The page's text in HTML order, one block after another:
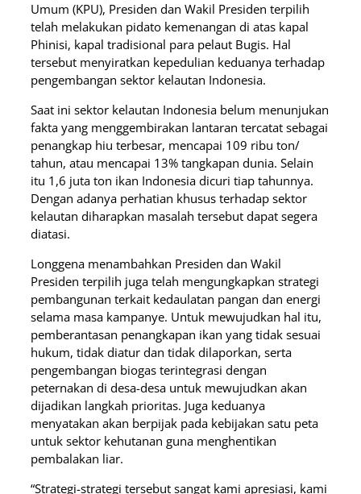
Umum (KPU), Presiden dan Wakil Presiden terpilih
telah melakukan pidato kemenangan di atas kapal
Phinisi, kapal tradisional para pelaut Bugis. Hal
tersebut menyiratkan kepedulian keduanya terhadap
pengembangan sektor kelautan Indonesia.
Saat ini sektor kelautan Indonesia belum menunjukan
fakta yang menggembirakan lantaran tercatat sebagai
penangkap hiu terbesar, mencapai 109 ribu ton/
tahun, atau mencapai 13% tangkapan dunia. Selain
itu 1,6 juta ton ikan Indonesia dicuri tiap tahunnya.
Dengan adanya perhatian khusus terhadap sektor
kelautan diharapkan masalah tersebut dapat segera
diatasi.
Longgena menambahkan Presiden dan Wakil
Presiden terpilih juga telah mengungkapkan strategi
pembangunan terkait kedaulatan pangan dan energi
selama masa kampanye. Untuk mewujudkan hal itu,
pemberantasan penangkapan ikan yang tidak sesuai
hukum, tidak diatur dan tidak dilaporkan, serta
pengembangan biogas terintegrasi dengan
peternakan di desa-desa untuk mewujudkan akan
dijadikan langkah prioritas. Juga keduanya
menyatakan akan berpijak pada kebijakan satu peta
untuk sektor kehutanan guna menghentikan
pembalakan liar.
“Strategi-strategi tersebut sangat kami apresiasi, kami